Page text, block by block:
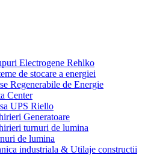
Electrogene Rehlko
de stocare a energiei
Regenerabile de Energie
Center
UPS Riello
Generatoare
turnuri de lumina
de lumina
industriala & Utilaje constructii